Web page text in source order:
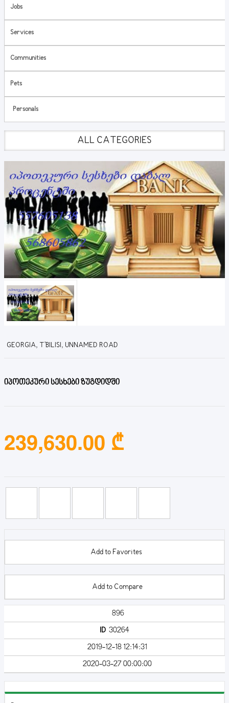
Jobs
Services
Communities
Pets
Personals
ALL CATEGORIES
GEORGIA, T'BILISI, UNNAMED ROAD
იპოთეკური სესხები ზუგდიდში
239,630.00 ₾
Add to Favorites
Add to Compare
896
ID30264
2019-12-18 12:14:31
2020-03-27 00:00:00